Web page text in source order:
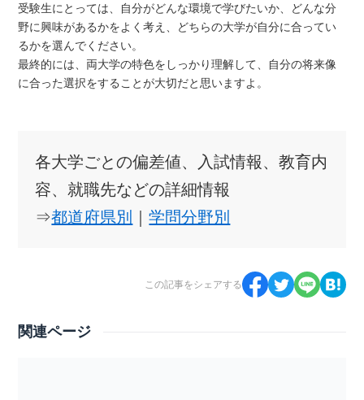
受験生にとっては、自分がどんな環境で学びたいか、どんな分
野に興味があるかをよく考え、どちらの大学が自分に合ってい
るかを選んでください。
最終的には、両大学の特色をしっかり理解して、自分の将来像
に合った選択をすることが大切だと思いますよ。
各大学ごとの偏差値、入試情報、教育内
容、就職先などの詳細情報
⇒都道府県別 ｜学問分野別
この記事をシェアする
関連ページ